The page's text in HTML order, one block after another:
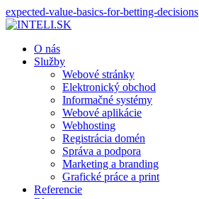
expected-value-basics-for-betting-decisions
O nás
Služby
Webové stránky
Elektronický obchod
Informačné systémy
Webové aplikácie
Webhosting
Registrácia domén
Správa a podpora
Marketing a branding
Grafické práce a print
Referencie